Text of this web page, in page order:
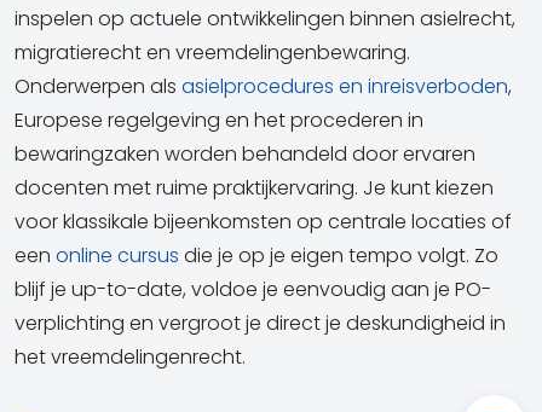
inspelen op actuele ontwikkelingen binnen asielrecht,
migratierecht en vreemdelingenbewaring.
Onderwerpen als asielprocedures en inreisverboden,
Europese regelgeving en het procederen in
bewaringzaken worden behandeld door ervaren
docenten met ruime praktijkervaring. Je kunt kiezen
voor klassikale bijeenkomsten op centrale locaties of
een online cursus die je op je eigen tempo volgt. Zo
blijf je up-to-date, voldoe je eenvoudig aan je PO-
verplichting en vergroot je direct je deskundigheid in
het vreemdelingenrecht.